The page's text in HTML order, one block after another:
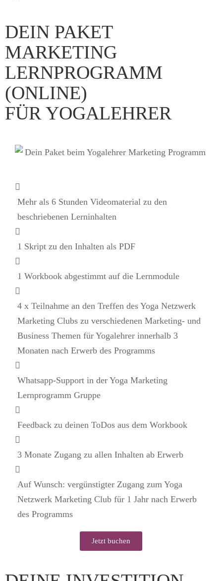
DEIN PAKET
MARKETING
LERNPROGRAMM
(ONLINE)
FÜR YOGALEHRER
Mehr als 6 Stunden Videomaterial zu den
beschriebenen Lerninhalten
1 Skript zu den Inhalten als PDF
1 Workbook abgestimmt auf die Lernmodule
4 x Teilnahme an den Treffen des Yoga Netzwerk
Marketing Clubs zu verschiedenen Marketing- und
Business Themen für Yogalehrer innerhalb 3
Monaten nach Erwerb des Programms
Whatsapp-Support in der Yoga Marketing
Lernprogramm Gruppe
Feedback zu deinen ToDos aus dem Workbook
3 Monate Zugang zu allen Inhalten ab Erwerb
Auf Wunsch: vergünstigter Zugang zum Yoga
Netzwerk Marketing Club für 1 Jahr nach Erwerb
des Programms
Jetzt buchen